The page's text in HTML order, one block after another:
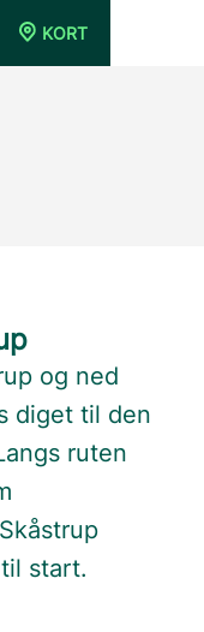
KORT
og ned
diget til den
ruten
start.